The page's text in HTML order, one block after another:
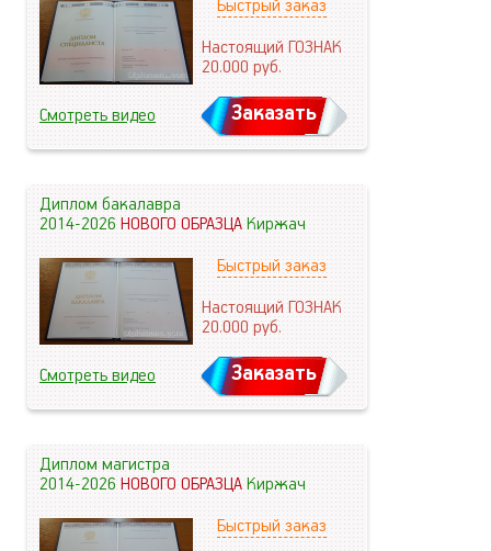
Быстрый заказ
Настоящий ГОЗНАК
20.000руб.
Смотреть видео Заказать
Диплом бакалавра
2014-2026НОВОГО ОБРАЗЦАКиржач
Быстрый заказ
Настоящий ГОЗНАК
20.000руб.
Смотреть видео Заказать
Диплом магистра
2014-2026НОВОГО ОБРАЗЦАКиржач
Быстрый заказ